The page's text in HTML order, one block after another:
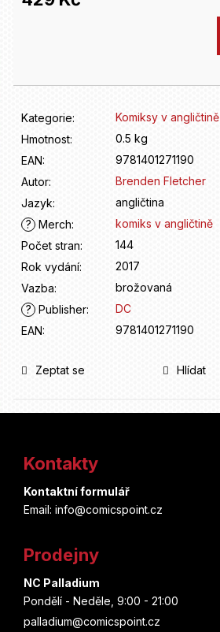
Kategorie:
Komiksy v angličtině
Hmotnost:
0.5 kg
EAN:
9781401271190
Autor:
Brenden Fletcher
Jazyk:
angličtina
? Merch:
komiks v angličtině
Počet stran:
144
Rok vydání:
2017
Vazba:
brožovaná
? Publisher:
DC
EAN: 9781401271190
Zeptat se Hlídat
u
u
e
m
e
Kontakty
Kontaktní formulář
Email: info@comicspoint.cz
Prodejny
NC Palladium
Pondělí - Neděle, 9:00 - 21:00
palladium@comicspoint.cz